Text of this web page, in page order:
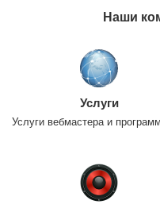
Наши
Услуги
Услуги вебмастера и